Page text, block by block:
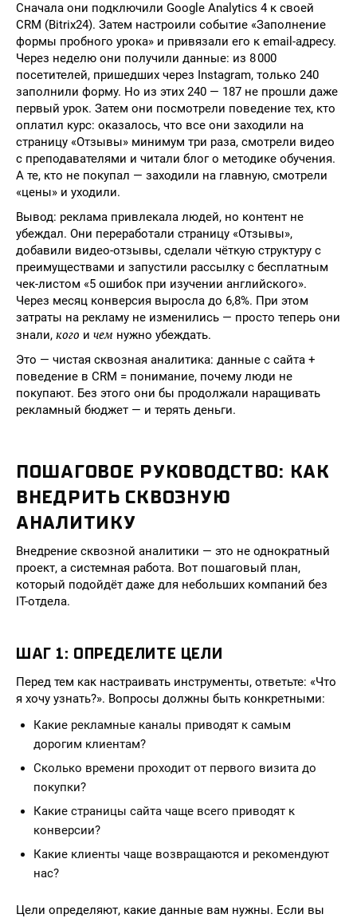
Сначала они подключили Google Analytics 4 к своей
CRM (Bitrix24). Затем настроили событие «Заполнение
формы пробного урока» и привязали его к email-адресу.
Через неделю они получили данные: из 8 000
посетителей, пришедших через Instagram, только 240
заполнили форму. Но из этих 240 — 187 не прошли даже
первый урок. Затем они посмотрели поведение тех, кто
оплатил курс: оказалось, что все они заходили на
страницу «Отзывы» минимум три раза, смотрели видео
с преподавателями и читали блог о методике обучения.
А те, кто не покупал — заходили на главную, смотрели
«цены» и уходили.
Вывод: реклама привлекала людей, но контент не
убеждал. Они переработали страницу «Отзывы»,
добавили видео-отзывы, сделали чёткую структуру с
преимуществами и запустили рассылку с бесплатным
чек-листом «5 ошибок при изучении английского».
Через месяц конверсия выросла до 6,8%. При этом
затраты на рекламу не изменились — просто теперь они
знали, кого и чем нужно убеждать.
Это — чистая сквозная аналитика: данные с сайта +
поведение в CRM = понимание, почему люди не
покупают. Без этого они бы продолжали наращивать
рекламный бюджет — и терять деньги.
ПОШАГОВОЕ РУКОВОДСТВО: КАК
ВНЕДРИТЬ СКВОЗНУЮ
АНАЛИТИКУ
Внедрение сквозной аналитики — это не однократный
проект, а системная работа. Вот пошаговый план,
который подойдёт даже для небольших компаний без
IT-отдела.
ШАГ 1: ОПРЕДЕЛИТЕ ЦЕЛИ
Перед тем как настраивать инструменты, ответьте: «Что
я хочу узнать?». Вопросы должны быть конкретными:
Какие рекламные каналы приводят к самым
дорогим клиентам?
Сколько времени проходит от первого визита до
покупки?
Какие страницы сайта чаще всего приводят к
конверсии?
Какие клиенты чаще возвращаются и рекомендуют
нас?
Цели определяют, какие данные вам нужны. Если вы